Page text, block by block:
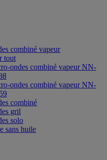
combiné vapeur
tout
ondes combiné vapeur NN-
ondes combiné vapeur NN-
combiné
gril
solo
sans huile